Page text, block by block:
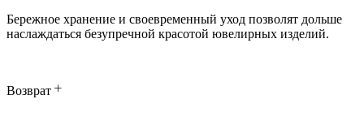
Бережное хранение и своевременный уход позволят дольше
наслаждаться безупречной красотой ювелирных изделий.
Возврат